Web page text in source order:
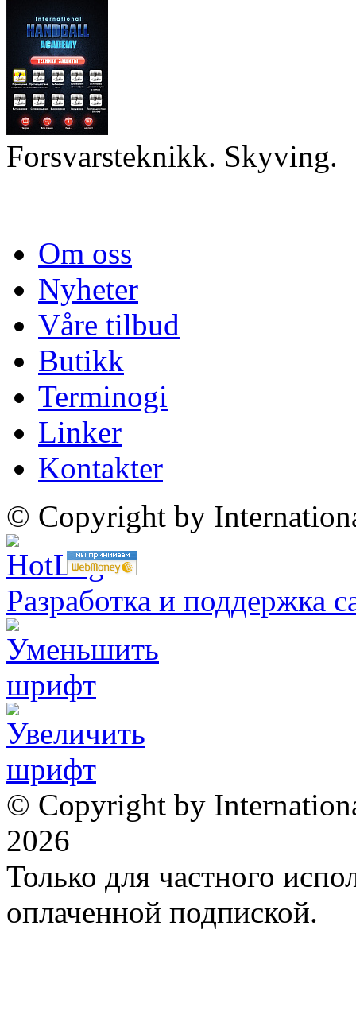
Forsvarsteknikk. Skyving.
Om oss
Nyheter
Våre tilbud
Butikk
Terminogi
Linker
Kontakter
© Copyright by
Разработка и поддержка
© Copyright by
2026
Только для частного
оплаченной подпиской.